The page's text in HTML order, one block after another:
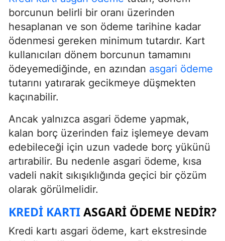
borcunun belirli bir oranı üzerinden
hesaplanan ve son ödeme tarihine kadar
ödenmesi gereken minimum tutardır. Kart
kullanıcıları dönem borcunun tamamını
ödeyemediğinde, en azından asgari ödeme
tutarını yatırarak gecikmeye düşmekten
kaçınabilir.
Ancak yalnızca asgari ödeme yapmak,
kalan borç üzerinden faiz işlemeye devam
edebileceği için uzun vadede borç yükünü
artırabilir. Bu nedenle asgari ödeme, kısa
vadeli nakit sıkışıklığında geçici bir çözüm
olarak görülmelidir.
KREDI KARTIASGARI ÖDEME NEDIR?
Kredi kartı asgari ödeme, kart ekstresinde